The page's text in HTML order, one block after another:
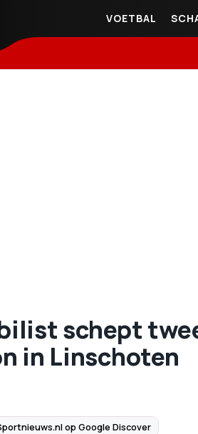
VOETBAL
schept
in Linschoten
op Google Discover